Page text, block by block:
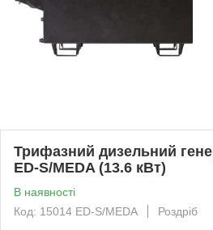
Трифазний дизельний
ED-S/MEDA (13.6 кВт)
В наявності
Код: 15014 ED-S/MEDA
Роздріб